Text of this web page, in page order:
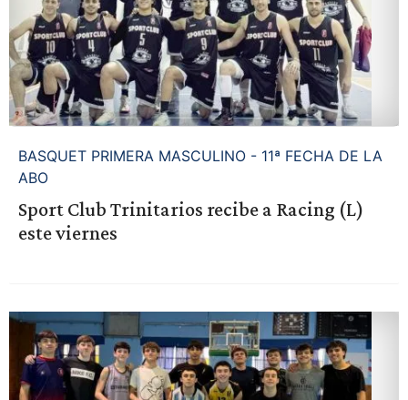
BASQUET PRIMERA MASCULINO - 11ª FECHA DE LA
ABO
Sport Club Trinitarios recibe a Racing (L)
este viernes